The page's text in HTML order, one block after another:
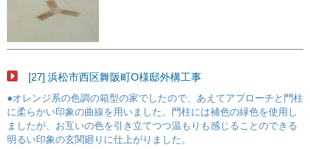
[27] 浜松市西区舞阪町O様邸外構工事
●オレンジ系の色調の箱型の家でしたので、あえてアプローチと門柱
に柔らかい印象の曲線を用いました。門柱には補色の緑色を使用し
ましたが、お互いの色を引き立てつつ温もりも感じることのできる
明るい印象の玄関廻りに仕上がりました。